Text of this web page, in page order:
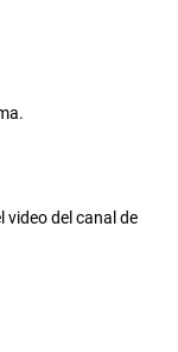
video del canal de